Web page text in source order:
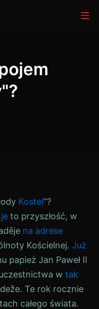
Kostel”?
je to przyszłość, w
na adrese
Kościelnej. Już
papież Jan Paweł II
w tak
. Te rok rocznie
całego świata.